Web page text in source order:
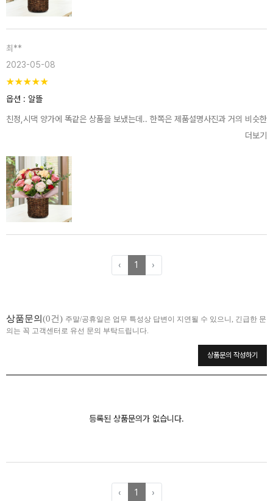
최**
2023-05-08
★★★★★
옵션 : 알뜰
친정,시댁 양가에 똑같은 상품을 보냈는데.. 한쪽은 제품설명사진과 거의 비슷
더보기
‹ 1 ›
상품문의(0건) 주말/공휴일은 업무 특성상 답변이 지연될 수 있으니, 긴급한 문
의는 꼭 고객센터로 유선 문의 부탁드립니다.
상품문의 작성하기
등록된 상품문의가 없습니다.
‹ 1 ›